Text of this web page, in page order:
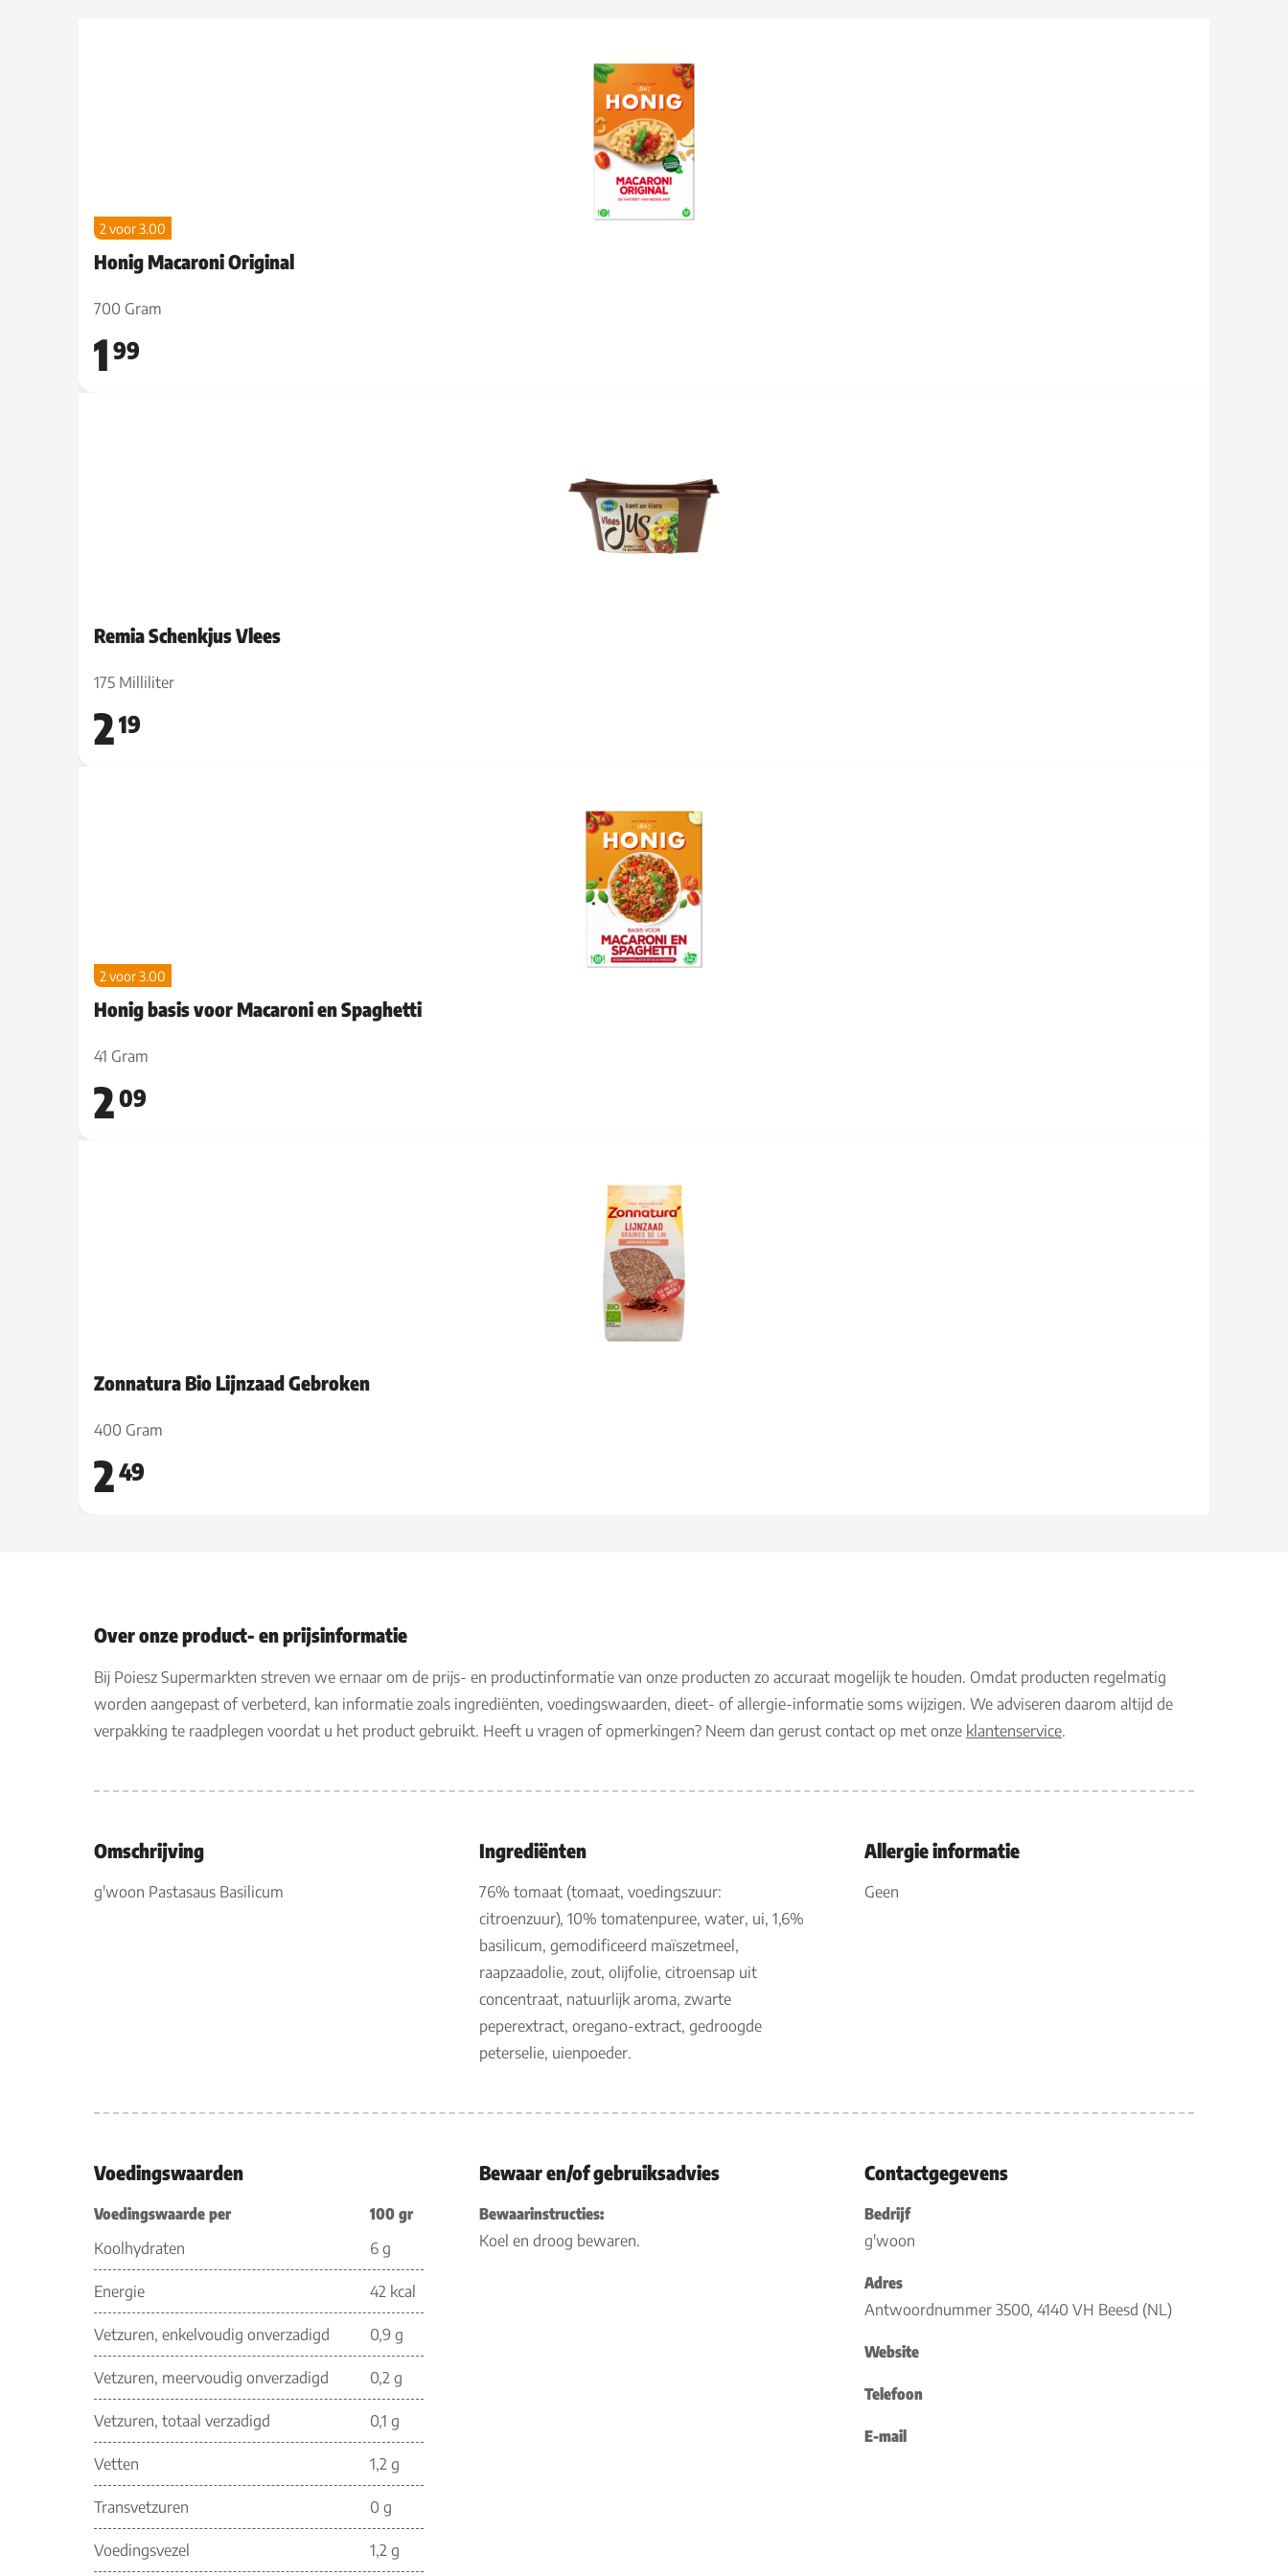
2 voor 3.00
Honig Macaroni Original
700 Gram
1 99
Remia Schenkjus Vlees
175 Milliliter
219
2 voor 3.00
Honig basis voor Macaroni en Spaghetti
41 Gram
209
Zonnatura Bio Lijnzaad Gebroken
400 Gram
249
Over onze product- en prijsinformatie
Bij Poiesz Supermarkten streven we ernaar om de prijs- en productinformatie van onze producten zo accuraat mogelijk te houden. Omdat producten regelmatig
worden aangepast of verbeterd, kan informatie zoals ingrediënten, voedingswaarden, dieet- of allergie-informatie soms wijzigen. We adviseren daarom altijd de
verpakking te raadplegen voordat u het product gebruikt. Heeft u vragen of opmerkingen? Neem dan gerust contact op met onze klantenservice.
Omschrijving
g'woon Pastasaus Basilicum
Ingrediënten
76% tomaat (tomaat, voedingszuur:
citroenzuur), 10% tomatenpuree, water, ui, 1,6%
basilicum, gemodificeerd maïszetmeel,
raapzaadolie, zout, olijfolie, citroensap uit
concentraat, natuurlijk aroma, zwarte
peperextract, oregano-extract, gedroogde
peterselie, uienpoeder.
Allergie informatie
Geen
Voedingswaarden
Voedingswaarde per
100 gr
Koolhydraten
6 g
Energie 42 kcal
Vetzuren, enkelvoudig onverzadigd 0,9 g
Vetzuren, meervoudig onverzadigd 0,2 g
Vetzuren, totaal verzadigd 0,1 g
Vetten 1,2 g
Transvetzuren 0 g
Voedingsvezel 1,2 g
Bewaar en/of gebruiksadvies
Bewaarinstructies:
Koel en droog bewaren.
Contactgegevens
Bedrijf
g'woon
Adres
Antwoordnummer 3500, 4140 VH Beesd (NL)
Website
Telefoon
E-mail